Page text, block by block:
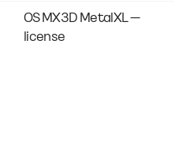
OS MX3D MetalXL –
license